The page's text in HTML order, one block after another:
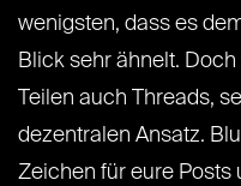
wenigsten, dass es
Blick sehr ähnelt.
Teilen auch Threads,
dezentralen Ansatz.
Zeichen für eure Posts